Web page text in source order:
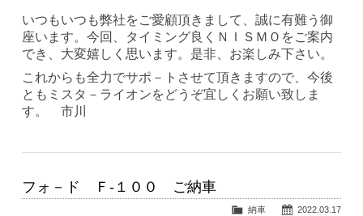
いつもいつも弊社をご愛顧頂きまして、誠に有難う御
座います。今回、タイミング良くＮＩＳＭＯをご案内
でき、大変嬉しく思います。是非、お楽しみ下さい。
これからも全力でサポ－トさせて頂きますので、今後
ともミスタ－ライオンをどうぞ宜しくお願い致しま
す。 市川
フォ－ド Ｆ-１００ ご納車
2022.03.17
納車